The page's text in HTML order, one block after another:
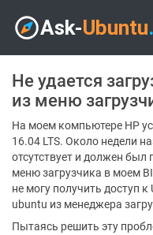
Не удается
из меню
На моем компьютере HP
16.04 LTS. Около недели
отсутствует и должен был
меню загрузчика в моем
не могу получить доступ
ubuntu из менеджера
Пытаясь решить эту